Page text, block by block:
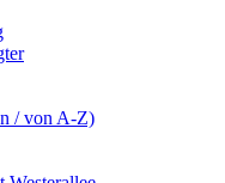
/ von A-Z)